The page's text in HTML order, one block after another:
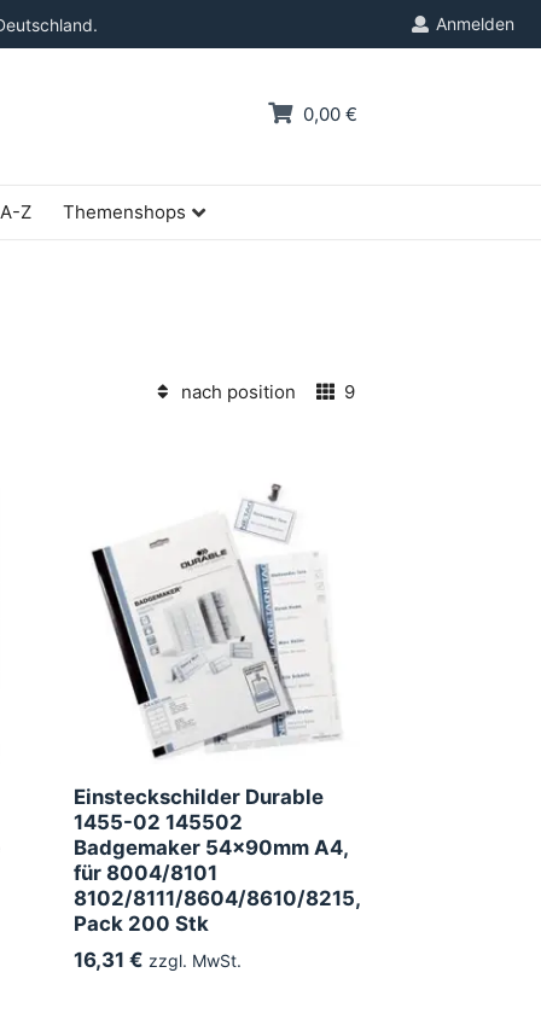
Anmelden
0,00 €
Z Themenshops
9
nach position
Einsteckschilder Durable
1455-02 145502
Badgemaker 54x90mm A4,
für 8004/8101
8102/8111/8604/8610/8215,
Pack 200 Stk
16,31 € zzgl. MwSt.